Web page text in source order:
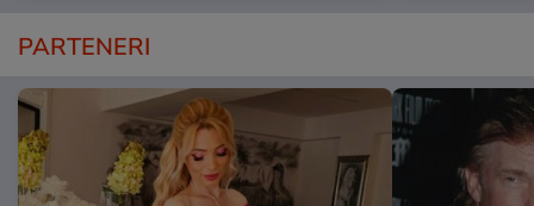
PARTENERI